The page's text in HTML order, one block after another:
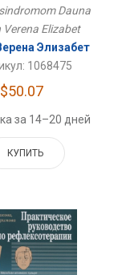
Dauna
Verena Elizabet
Элизабет
1068475
$50.07
за 14–20 дней
КУПИТЬ